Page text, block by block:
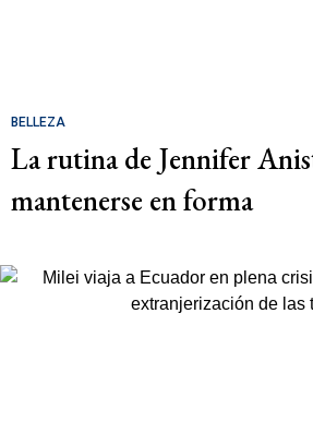
BELLEZA
La rutina de Jennifer
mantenerse en forma